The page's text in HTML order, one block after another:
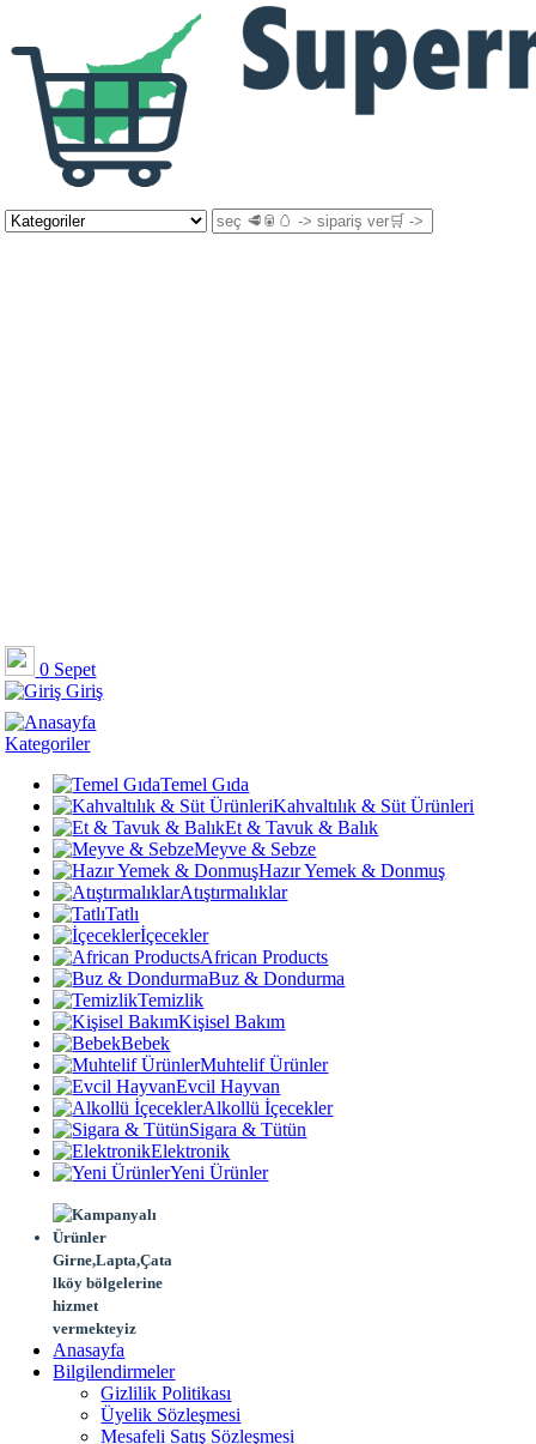
0 Sepet
Giriş
Kategoriler
Temel Gıda
Kahvaltılık & Süt Ürünleri
Et & Tavuk & Balık
Meyve & Sebze
Hazır Yemek & Donmuş
Atıştırmalıklar
Tatlı
İçecekler
African Products
Buz & Dondurma
Temizlik
Kişisel Bakım
Bebek
Muhtelif Ürünler
Evcil Hayvan
Alkollü İçecekler
Sigara & Tütün
Elektronik
Yeni Ürünler
Girne,Lapta,Çata
lköy bölgelerine
hizmet
vermekteyiz
Anasayfa
Bilgilendirmeler
Gizlilik Politikası
Üyelik Sözleşmesi
Mesafeli Satış Sözleşmesi